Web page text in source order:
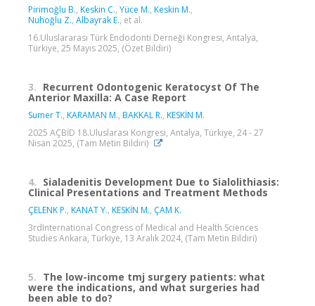
Pirimoğlu B., Keskin C., Yüce M., Keskin M.,
Nuhoğlu Z., Albayrak E., et al.
16.Uluslararası Türk Endodonti Derneği Kongresi, Antalya,
Türkiye, 25 Mayıs 2025, (Özet Bildiri)
3. Recurrent Odontogenic Keratocyst Of The
Anterior Maxilla: A Case Report
Sumer T., KARAMAN M., BAKKAL R., KESKİN M.
2025 AÇBİD 18.Uluslarası Kongresi, Antalya, Türkiye, 24 - 27
Nisan 2025, (Tam Metin Bildiri)
4. Sialadenitis Development Due to Sialolithiasis:
Clinical Presentations and Treatment Methods
ÇELENK P., KANAT Y., KESKİN M., ÇAM K.
3rdInternational Congress of Medical and Health Sciences
Studies Ankara, Türkiye, 13 Aralık 2024, (Tam Metin Bildiri)
5. The low-income tmj surgery patients: what
were the indications, and what surgeries had
been able to do?